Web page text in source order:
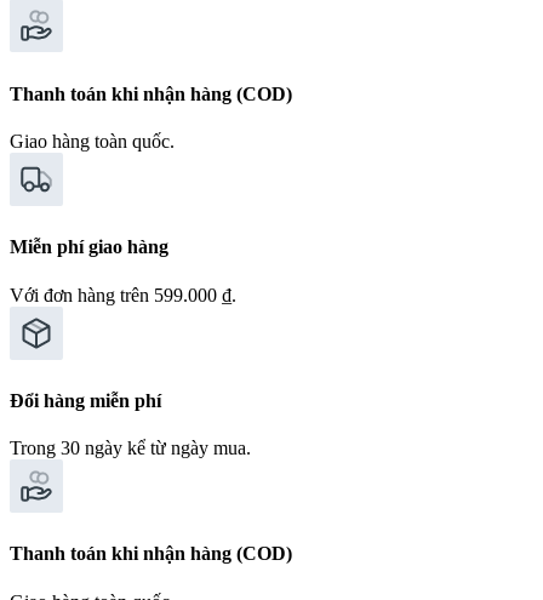
Thanh toán khi nhận hàng (COD)
Giao hàng toàn quốc.
Miễn phí giao hàng
Với đơn hàng trên 599.000 ₫.
Đổi hàng miễn phí
Trong 30 ngày kể từ ngày mua.
Thanh toán khi nhận hàng (COD)